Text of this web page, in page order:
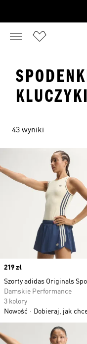
KLUCZYKI
43 wyniki
Price
219 zł
Szorty adidas Originals
Damskie Performance
3 kolory
Nowość
Dobieraj, jak